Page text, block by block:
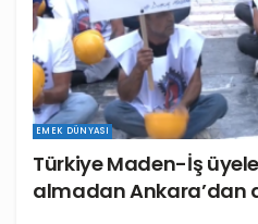
EMEK DÜNYASI
Türkiye Maden-İş
almadan Ankara’dan